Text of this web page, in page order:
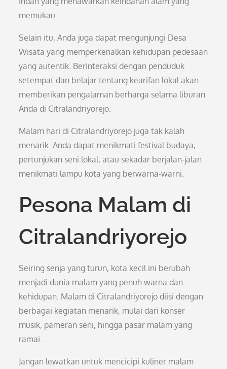
memukau.
Selain itu, Anda juga dapat mengunjungi Desa
Wisata yang memperkenalkan kehidupan pedesaan
yang autentik. Berinteraksi dengan penduduk
setempat dan belajar tentang kearifan lokal akan
memberikan pengalaman berharga selama liburan
Anda di Citralandriyorejo.
Malam hari di Citralandriyorejo juga tak kalah
menarik. Anda dapat menikmati festival budaya,
pertunjukan seni lokal, atau sekadar berjalan-jalan
menikmati lampu kota yang berwarna-warni.
Pesona Malam di
Citralandriyorejo
Seiring senja yang turun, kota kecil ini berubah
menjadi dunia malam yang penuh warna dan
kehidupan. Malam di Citralandriyorejo diisi dengan
berbagai kegiatan menarik, mulai dari konser
musik, pameran seni, hingga pasar malam yang
ramai.
Jangan lewatkan untuk mencicipi kuliner malam